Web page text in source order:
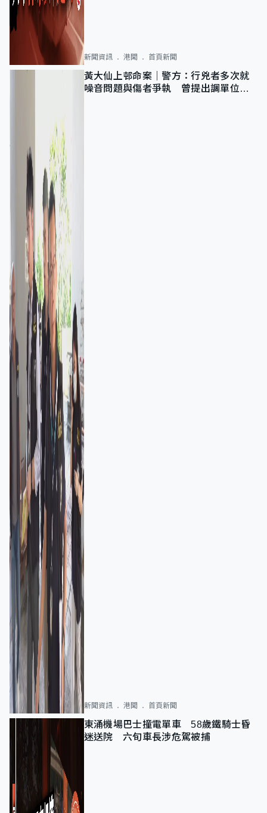
新聞資訊 港聞 首頁新聞
黃大仙上邨命案｜警方：行兇者多次就
噪音問題與傷者爭執 曾提出調單位已
新聞資訊 港聞 首頁新聞
東涌機場巴士撞電單車 58歲鐵騎士昏
迷送院 六旬車長涉危駕被捕